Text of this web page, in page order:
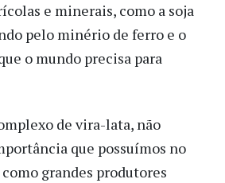
e minerais, como a soja
pelo minério de ferro e o
o mundo precisa para
de vira-lata, não
que possuímos no
grandes produtores